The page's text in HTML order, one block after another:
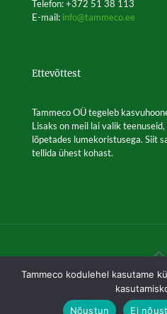
Telefon: +372 51 38 113
E-mail: info@tammeco.ee
Ettevõttest
Tammeco OÜ tegeleb
Lisaks on meil lai valik
lõpetades lumekoristusega. Siit
tellida ühest kohast.
© 2017-2026 Tammeco |
Tammeco kodulehel kasutame
Nõustun
Ei